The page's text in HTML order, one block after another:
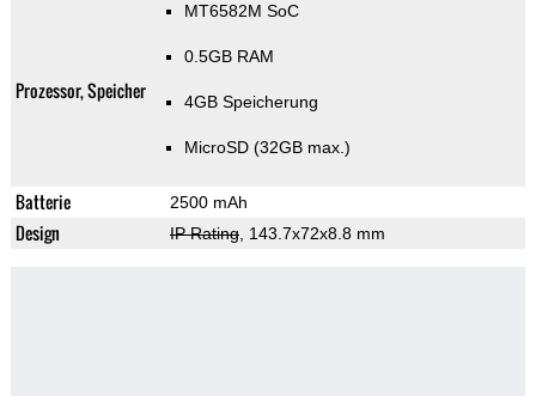
Prozessor, Speicher
MT6582M SoC
0.5GB RAM
4GB Speicherung
MicroSD (32GB max.)
Batterie 2500 mAh
Design IP Rating, 143.7x72x8.8 mm